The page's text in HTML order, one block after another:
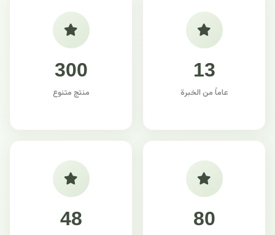
13
عاماً من الخبرة
300
منتج متنوع
80
48